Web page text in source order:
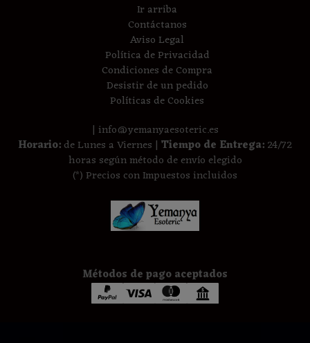
Ir arriba
Contáctanos
Aviso Legal
Política de Privacidad
Condiciones de Compra
Desistir de un pedido
Políticas de Cookies
| info@yemanyaesoteric.es
Horario:de Lunes a Viernes | Tiempo de Entrega:24/72
horas según método de envío elegido
(*) Precios con Impuestos incluidos
Métodos de pago aceptados